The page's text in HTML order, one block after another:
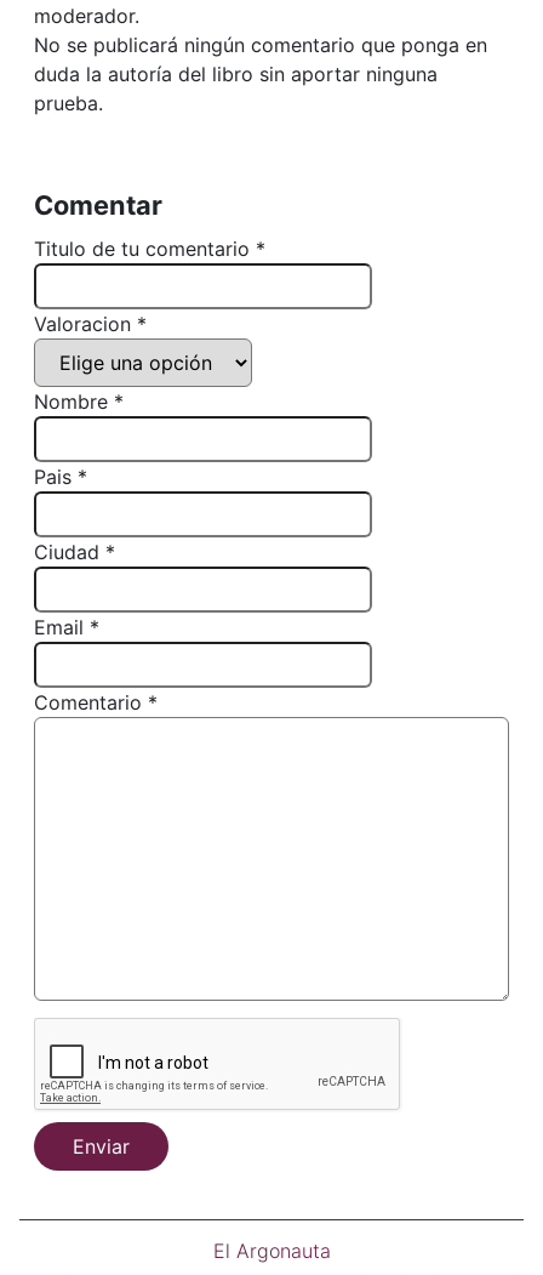
moderador.
No se publicará ningún comentario que ponga en
duda la autoría del libro sin aportar ninguna
prueba.
Comentar
Titulo de tu comentario *
Valoracion *
Nombre *
Pais *
Ciudad *
Email *
Comentario *
Enviar
El Argonauta